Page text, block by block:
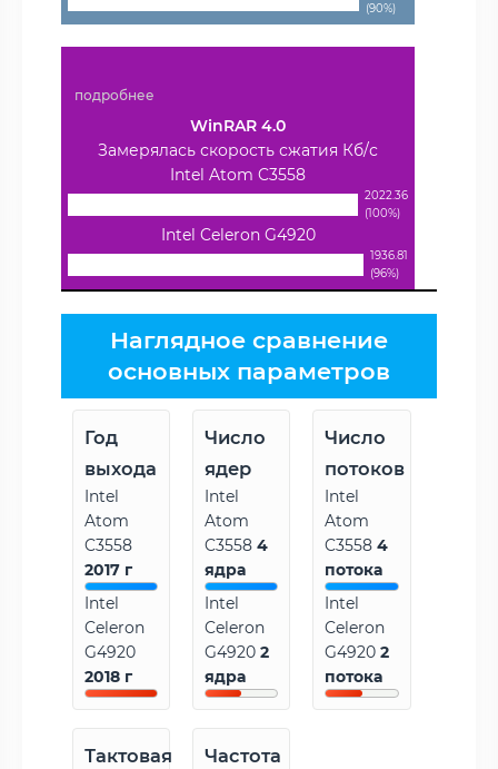
(90%)
подробнее
WinRAR 4.0
Замерялась скорость сжатия Кб/с
Intel Atom C3558
2022.36
(100%)
Intel Celeron G4920
1936.81
(96%)
Наглядное сравнение
основных параметров
Год
выхода
Intel
Atom
C3558
2017 г
Intel
Celeron
G4920
2018 г
Число
ядер
Intel
Atom
C35584
ядра
Intel
Celeron
G49202
ядра
Число
потоков
Intel
Atom
C35584
потока
Intel
Celeron
G49202
потока
Тактовая
Частота